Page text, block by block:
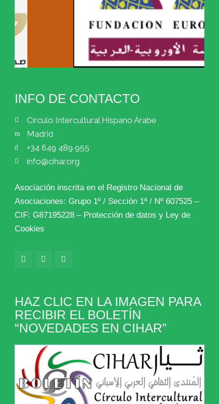
INFO DE CONTACTO
Círculo Intercultural Hispano Árabe
Madrid
+34 649 489 955
info@cihar.org
Asociación inscrita en el Registro Nacional de
Asociaciones: Grupo 1º / Sección 1ª / Nº 607525 –
CIF: G87195228 – Protección de datos y Ley de
Cookies
HAZ CLIC EN LA IMAGEN PARA
RECIBIR EL BOLETÍN
“NOVEDADES EN CIHAR”